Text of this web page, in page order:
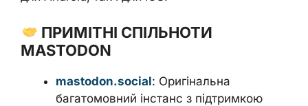
ПРИМІТНІ СПІЛЬНОТИ
MASTODON
mastodon.social: Оригінальна
багатомовний інстанс з підтримкою